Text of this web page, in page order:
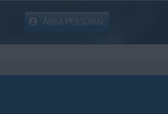
ÁREA PERSONAL